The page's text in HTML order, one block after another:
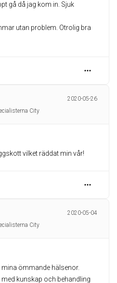
gå då jag kom in. Sjuk
utan problem. Otrolig bra
2020-05-26
City
vilket räddat min vår!
2020-05-04
City
ömmande hälsenor.
kunskap och behandling